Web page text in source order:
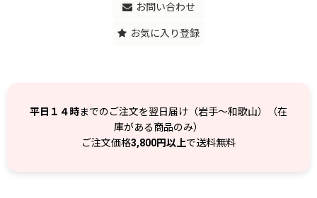
お問い合わせ
お気に入り登録
平日１４時までのご注文を翌日届け（岩手～和歌山）（在
庫がある商品のみ）
ご注文価格3,800円以上で送料無料